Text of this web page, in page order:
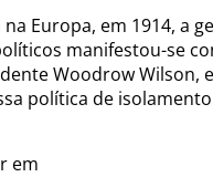
Europa, em 1914, a
manifestou-se
Woodrow Wilson,
política de
em